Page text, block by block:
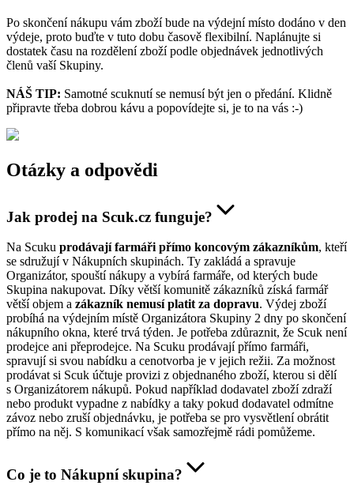
Po skončení nákupu vám zboží bude na výdejní místo dodáno v den
výdeje, proto buďte v tuto dobu časově flexibilní. Naplánujte si
dostatek času na rozdělení zboží podle objednávek jednotlivých
členů vaší Skupiny.
NÁŠ TIP: Samotné scuknutí se nemusí být jen o předání. Klidně
připravte třeba dobrou kávu a popovídejte si, je to na vás :-)
Otázky a odpovědi
Jak prodej na Scuk.cz funguje?
Na Scuku prodávají farmáři přímo koncovým zákazníkům, kteří
se sdružují v Nákupních skupinách. Ty zakládá a spravuje
Organizátor, spouští nákupy a vybírá farmáře, od kterých bude
Skupina nakupovat. Díky větší komunitě zákazníků získá farmář
větší objem a zákazník nemusí platit za dopravu. Výdej zboží
probíhá na výdejním místě Organizátora Skupiny 2 dny po skončení
nákupního okna, které trvá týden. Je potřeba zdůraznit, že Scuk není
prodejce ani přeprodejce. Na Scuku prodávají přímo farmáři,
spravují si svou nabídku a cenotvorba je v jejich režii. Za možnost
prodávat si Scuk účtuje provizi z objednaného zboží, kterou si dělí
s Organizátorem nákupů. Pokud například dodavatel zboží zdraží
nebo produkt vypadne z nabídky a taky pokud dodavatel odmítne
závoz nebo zruší objednávku, je potřeba se pro vysvětlení obrátit
přímo na něj. S komunikací však samozřejmě rádi pomůžeme.
Co je to Nákupní skupina?